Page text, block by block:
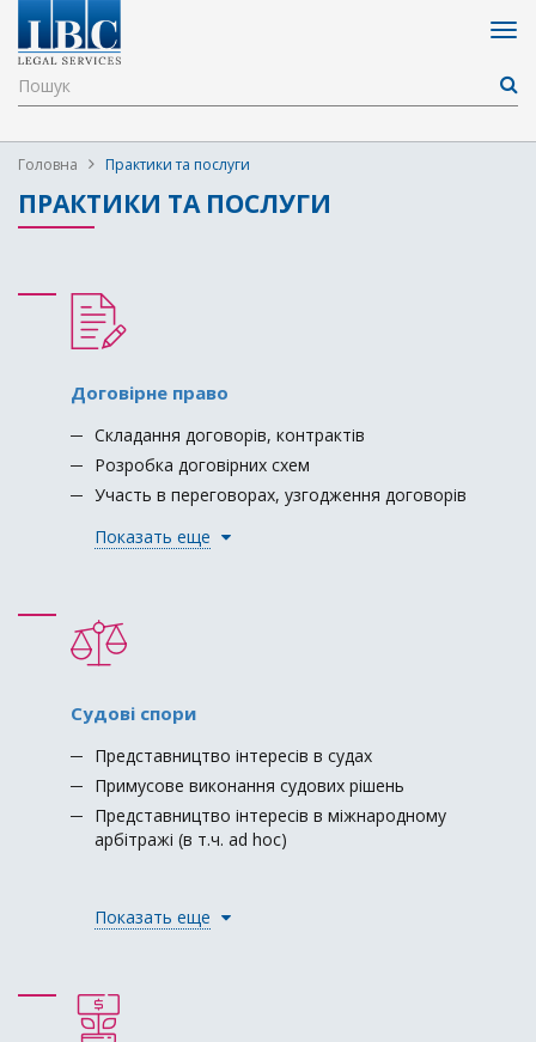
Головна Практики та послуги
ПРАКТИКИ ТА ПОСЛУГИ
Договірне право
Складання договорів, контрактів
Розробка договірних схем
Участь в переговорах, узгодження договорів
Показать еще
Судові спори
Представництво інтересів в судах
Примусове виконання судових рішень
Представництво інтересів в міжнародному
арбітражі (в т.ч. ad hoc)
Показать еще